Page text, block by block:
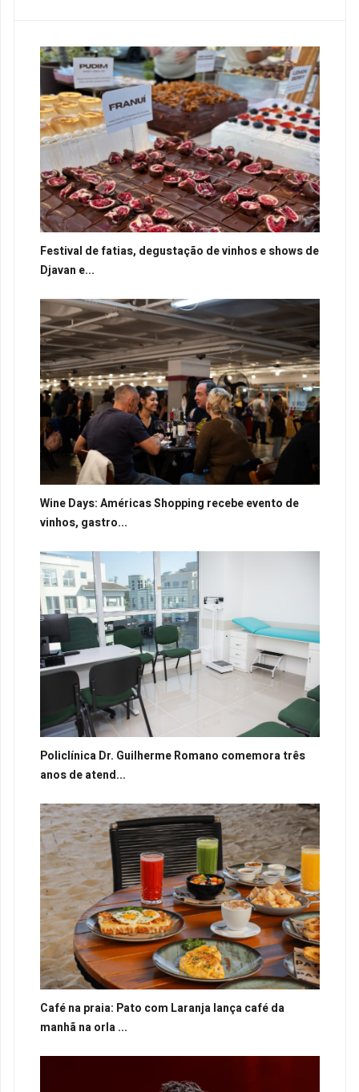
Festival de fatias, degustação de vinhos e shows de
Djavan e...
Wine Days: Américas Shopping recebe evento de
vinhos, gastro...
Policlínica Dr. Guilherme Romano comemora três
anos de atend...
Café na praia: Pato com Laranja lança café da
manhã na orla ...